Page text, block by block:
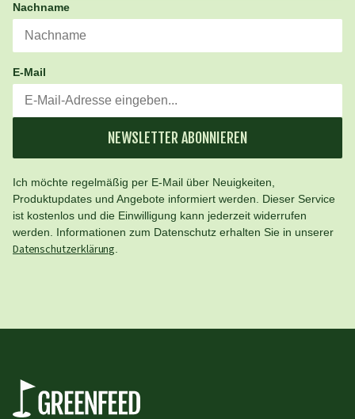
Nachname
E-Mail
NEWSLETTER ABONNIEREN
Ich möchte regelmäßig per E-Mail über Neuigkeiten,
Produktupdates und Angebote informiert werden. Dieser Service
ist kostenlos und die Einwilligung kann jederzeit widerrufen
werden. Informationen zum Datenschutz erhalten Sie in unserer
Datenschutzerklärung.